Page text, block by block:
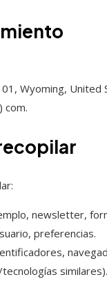
Wyoming, United
com.
newsletter,
preferencias.
similares).